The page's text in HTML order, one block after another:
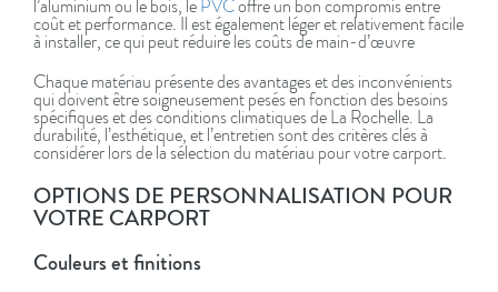
l’aluminium ou le bois, le PVCoffre un bon compromis entre
coût et performance. Il est également léger et relativement facile
à installer, ce qui peut réduire les coûts de main-d’œuvre
Chaque matériau présente des avantages et des inconvénients
qui doivent être soigneusement pesés en fonction des besoins
spécifiques et des conditions climatiques de La Rochelle. La
durabilité, l’esthétique, et l’entretien sont des critères clés à
considérer lors de la sélection du matériau pour votre carport.
OPTIONS DE PERSONNALISATION POUR
VOTRE CARPORT
Couleurs et finitions